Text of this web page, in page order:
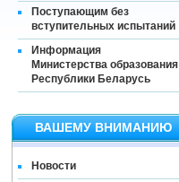
Поступающим без
вступительных испытаний
Информация
Министерства образования
Республики Беларусь
ВАШЕМУ ВНИМАНИЮ
Новости